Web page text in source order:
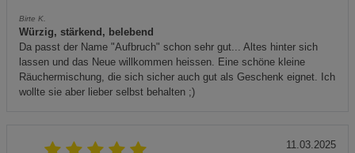
Birte K.
Würzig, stärkend, belebend
Da passt der Name "Aufbruch" schon sehr gut... Altes hinter sich
lassen und das Neue willkommen heissen. Eine schöne kleine
Räuchermischung, die sich sicher auch gut als Geschenk eignet. Ich
wollte sie aber lieber selbst behalten ;)
11.03.2025